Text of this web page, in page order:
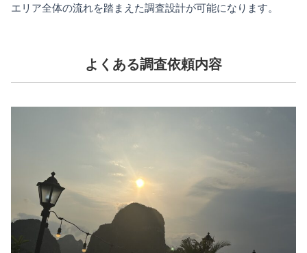
エリア全体の流れを踏まえた調査設計が可能になります。
よくある調査依頼内容